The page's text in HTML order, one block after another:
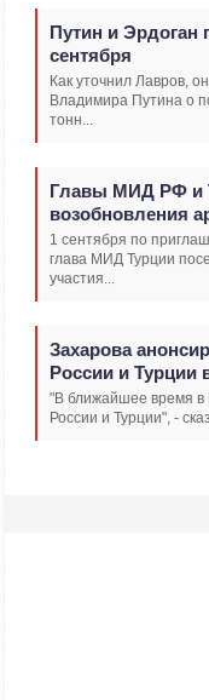
Путин и Эрдоган
сентября
Как уточнил Лавров,
Владимира Путина о
тонн...
Главы МИД РФ и
возобновления
1 сентября по
глава МИД Турции
участия...
Захарова
России и Турции
"В ближайшее время в
России и Турции", -